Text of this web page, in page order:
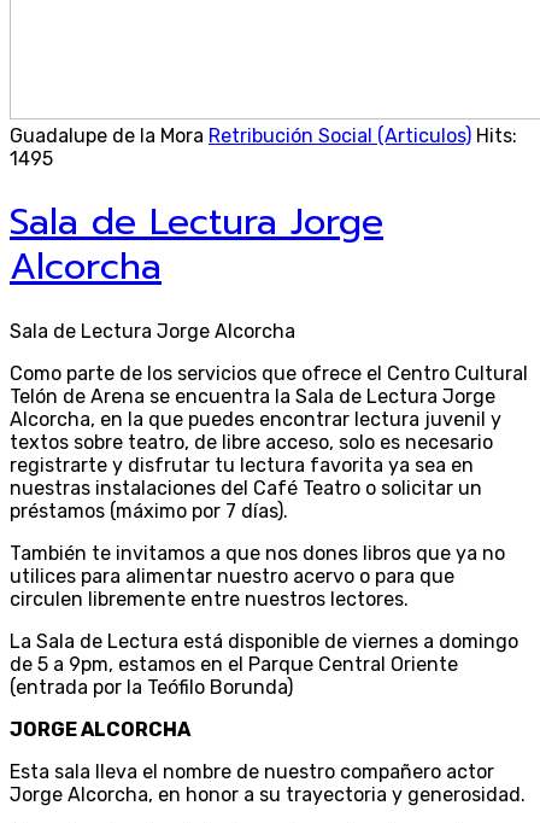
Guadalupe de la Mora Retribución Social (Articulos) Hits:
1495
Sala de Lectura Jorge
Alcorcha
Sala de Lectura Jorge Alcorcha
Como parte de los servicios que ofrece el Centro Cultural
Telón de Arena se encuentra la Sala de Lectura Jorge
Alcorcha, en la que puedes encontrar lectura juvenil y
textos sobre teatro, de libre acceso, solo es necesario
registrarte y disfrutar tu lectura favorita ya sea en
nuestras instalaciones del Café Teatro o solicitar un
préstamos (máximo por 7 días).
También te invitamos a que nos dones libros que ya no
utilices para alimentar nuestro acervo o para que
circulen libremente entre nuestros lectores.
La Sala de Lectura está disponible de viernes a domingo
de 5 a 9pm, estamos en el Parque Central Oriente
(entrada por la Teófilo Borunda)
JORGE ALCORCHA
Esta sala lleva el nombre de nuestro compañero actor
Jorge Alcorcha, en honor a su trayectoria y generosidad.